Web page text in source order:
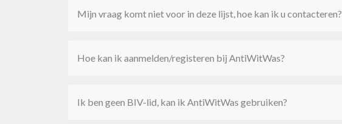
Mijn vraag komt niet voor in deze lijst, hoe kan ik u contacteren?
Hoe kan ik aanmelden/registeren bij AntiWitWas?
Ik ben geen BIV-lid, kan ik AntiWitWas gebruiken?